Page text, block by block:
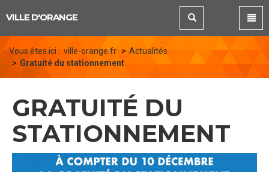
VILLE D'ORANGE
Vous êtes ici : ville-orange.fr
Actualités
Gratuité du stationnement
GRATUITÉ DU
STATIONNEMENT